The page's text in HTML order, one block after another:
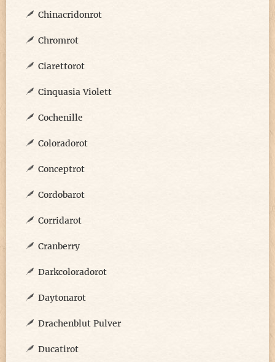
Chinacridonrot
Chromrot
Ciarettorot
Cinquasia Violett
Cochenille
Coloradorot
Conceptrot
Cordobarot
Corridarot
Cranberry
Darkcoloradorot
Daytonarot
Drachenblut Pulver
Ducatirot